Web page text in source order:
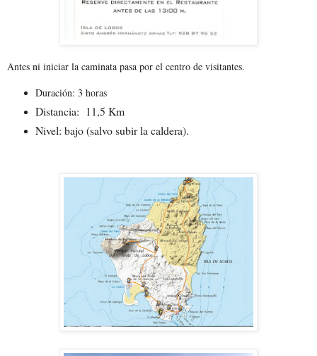
Antes ni iniciar la caminata pasa por el centro de visitantes.
Duración: 3 horas
Distancia: 11,5 Km
Nivel: bajo (salvo subir la caldera).